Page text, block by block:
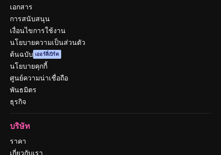
เอกสาร
การสนับสนุน
เงื่อนไขการใช้งาน
นโยบายความเป็นส่วนตัว
ต้นฉบับ เออร์ลี่เบิร์ด
นโยบายคุกกี้
ศูนย์ความน่าเชื่อถือ
พันธมิตร
ธุรกิจ
บริษัท
ราคา
เกี่ยวกับเรา